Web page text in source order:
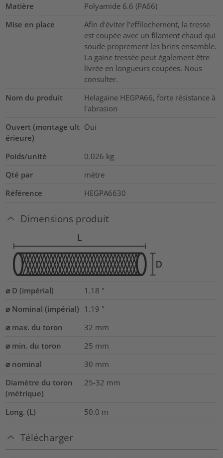
Matière
Polyamide 6.6 (PA66)
Mise en place
Afin d'éviter l'effilochement, la tresse
est coupée avec un filament chaud qui
soude proprement les brins ensemble.
La gaine tressée peut également être
livrée en longueurs coupées. Nous
consulter.
Nom du produit
Helagaine HEGPA66, forte résistance à
l'abrasion
Ouvert (montage ult
érieure)
Oui
Poids/unité 0.026 kg
Qté par
mètre
Référence
HEGPA6630
Dimensions produit
⌀ D (impérial) 1.18 "
⌀ Nominal (impérial) 1.19 "
⌀ max. du toron
32 mm
⌀ min. du toron
25 mm
⌀ nominal
30 mm
Diamètre du toron
(métrique)
25-32 mm
Long. (L) 50.0 m
Télécharger